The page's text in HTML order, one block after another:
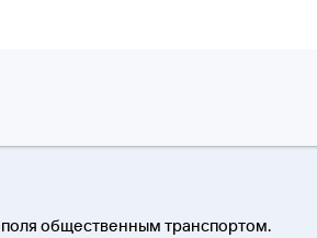
общественным транспортом.